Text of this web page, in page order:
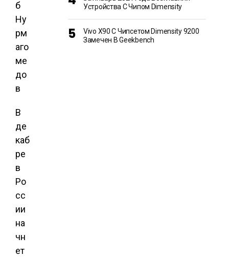
В
де
каб
ре
в
Ро
сс
ии
на
чн
ет
Устройства С Чипом Dimensity
Vivo X90 С Чипсетом Dimensity 9200
Замечен В Geekbench